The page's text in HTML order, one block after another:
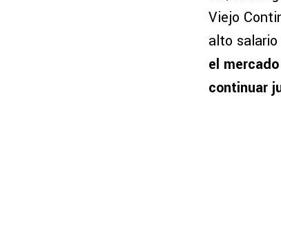
Viejo
alto
el
continuar